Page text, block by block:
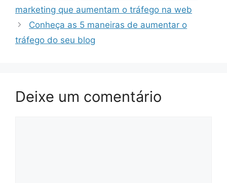
marketing que aumentam o tráfego na web
Conheça as 5 maneiras de aumentar o
tráfego do seu blog
Deixe um comentário